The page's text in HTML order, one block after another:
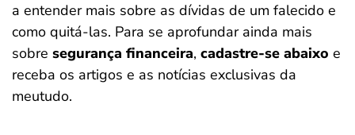
a entender mais sobre as dívidas de um falecido e
como quitá-las. Para se aprofundar ainda mais
sobre segurança financeira, cadastre-se abaixo e
receba os artigos e as notícias exclusivas da
meutudo.